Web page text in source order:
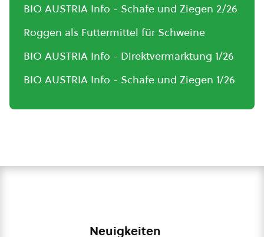
BIO AUSTRIA Info - Schafe und Ziegen 2/26
Roggen als Futtermittel für Schweine
BIO AUSTRIA Info - Direktvermarktung 1/26
BIO AUSTRIA Info - Schafe und Ziegen 1/26
Neuigkeiten